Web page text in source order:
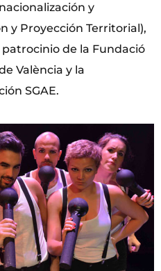
y
y Proyección Territorial),
de la Fundació
València y la
SGAE.